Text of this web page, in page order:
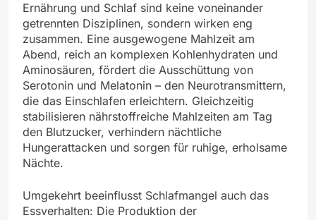
Ernährung und Schlaf sind keine voneinander
getrennten Disziplinen, sondern wirken eng
zusammen. Eine ausgewogene Mahlzeit am
Abend, reich an komplexen Kohlenhydraten und
Aminosäuren, fördert die Ausschüttung von
Serotonin und Melatonin – den Neurotransmittern,
die das Einschlafen erleichtern. Gleichzeitig
stabilisieren nährstoffreiche Mahlzeiten am Tag
den Blutzucker, verhindern nächtliche
Hungerattacken und sorgen für ruhige, erholsame
Nächte.
Umgekehrt beeinflusst Schlafmangel auch das
Essverhalten: Die Produktion der